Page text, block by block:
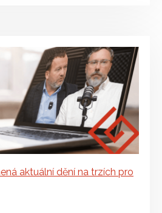
aktuální dění na trzích pro